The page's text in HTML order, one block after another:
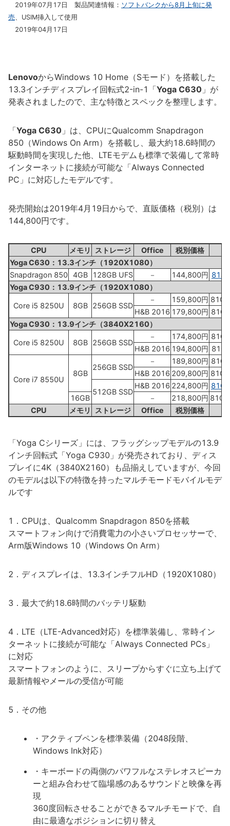
2019年07月17日 製品関連情報： ソフトバンクから8月上旬に発
売 、USIM挿入して使用
2019年04月17日
LenovoからWindows 10 Home（Sモード）を搭載した
13.3インチディスプレイ回転式2-in-1「Yoga C630 」が
発表されましたので、主な特徴とスペックを整理します。
「Yoga C630 」は、CPUにQualcomm Snapdragon
850（Windows On Arm）を搭載し、最大約18.6時間の
駆動時間を実現した他、LTEモデムも標準で装備して常時
インターネットに接続が可能な「Always Connected
PC」に対応したモデルです。
発売開始は2019年4月19日からで、直販価格（税別）は
144,800円です。
CPU メモリ ストレージ Office 税別価格
Yoga C630：13.3インチ（1920X1080）
Snapdragon 850 4GB 128GB UFS － 144,800円
Yoga C930：13.9インチ（1920X1080）
Core i5 8250U 8GB 256GB SSD
－ 159,800円
H&B 2016 179,800円
Yoga C930：13.9インチ（3840X2160）
Core i5 8250U 8GB 256GB SSD
－ 174,800円
H&B 2016 194,800円
Core i7 8550U
8GB
256GB SSD
－ 189,800円
H&B 2016 209,800円
512GB SSD
H&B 2016 224,800円
16GB
－ 218,800円
CPU
メモリ ストレージ Office 税別価格
「Yoga Cシリーズ」には、フラッグシップモデルの13.9
インチ回転式「Yoga C930」が発売されており、ディス
プレイに4K（3840X2160）も品揃えしていますが、今回
のモデルは以下の特徴を持ったマルチモードモバイルモデ
ルです
1．CPUは、Qualcomm Snapdragon 850を搭載
スマートフォン向けで消費電力の小さいプロセッサーで、
Arm版Windows 10（Windows On Arm）
2．ディスプレイは、13.3インチフルHD（1920X1080）
3．最大で約18.6時間のバッテリ駆動
4．LTE（LTE-Advanced対応）を標準装備し、常時イン
ターネットに接続が可能な「Always Connected PCs」
に対応
スマートフォンのように、スリープからすぐに立ち上げて
最新情報やメールの受信が可能
5．その他
・アクティブペンを標準装備（2048段階、
Windows Ink対応）
・キーボードの両側のパワフルなステレオスピーカ
ーと組み合わせて臨場感のあるサウンドと映像を再
現
360度回転させることができるマルチモードで、自
由に最適なポジションに切り替え